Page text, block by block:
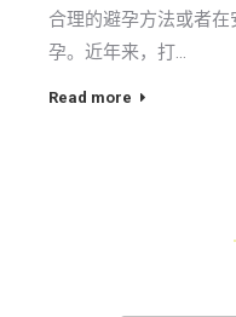
合理的避孕方法或者
孕。近年来，打…
Read more